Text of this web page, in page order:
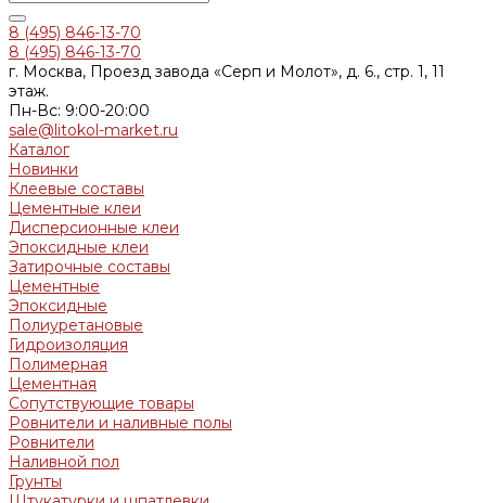
8 (495) 846-13-70
8 (495) 846-13-70
г. Москва, Проезд завода «Серп и Молот», д. 6., стр. 1, 11
этаж.
Пн-Вс: 9:00-20:00
sale@litokol-market.ru
Каталог
Новинки
Клеевые составы
Цементные клеи
Дисперсионные клеи
Эпоксидные клеи
Затирочные составы
Цементные
Эпоксидные
Полиуретановые
Гидроизоляция
Полимерная
Цементная
Сопутствующие товары
Ровнители и наливные полы
Ровнители
Наливной пол
Грунты